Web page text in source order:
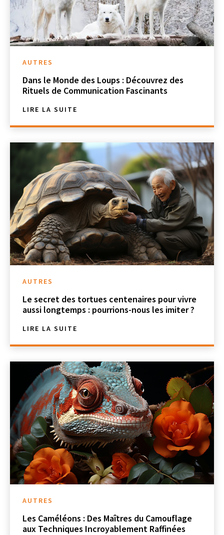
AUTRES
Dans le Monde des Loups : Découvrez des
Rituels de Communication Fascinants
LIRE LA SUITE
AUTRES
Le secret des tortues centenaires pour vivre
aussi longtemps : pourrions-nous les imiter ?
LIRE LA SUITE
AUTRES
Les Caméléons : Des Maîtres du Camouflage
aux Techniques Incroyablement Raffinées